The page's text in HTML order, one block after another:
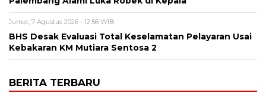
Jumat, 7 Agustus 2026 - 12:56 WIB
BHS Desak Evaluasi Total Keselamatan Pelayaran Usai
Kebakaran KM Mutiara Sentosa 2
BERITA TERBARU